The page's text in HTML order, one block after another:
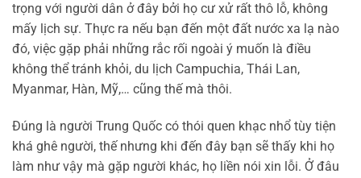
trọng với người dân ở đây bởi họ cư xử rất thô lỗ, không
mấy lịch sự. Thực ra nếu bạn đến một đất nước xa lạ nào
đó, việc gặp phải những rắc rối ngoài ý muốn là điều
không thể tránh khỏi, du lịch Campuchia, Thái Lan,
Myanmar, Hàn, Mỹ,… cũng thế mà thôi.
Đúng là người Trung Quốc có thói quen khạc nhổ tùy tiện
khá ghê người, thế nhưng khi đến đây bạn sẽ thấy khi họ
làm như vậy mà gặp người khác, họ liền nói xin lỗi. Ở đâu